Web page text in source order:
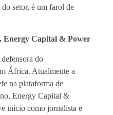
setor, é um farol de
Energy Capital & Power
do
África. Atualmente a
na plataforma de
Energy Capital &
início como jornalista e